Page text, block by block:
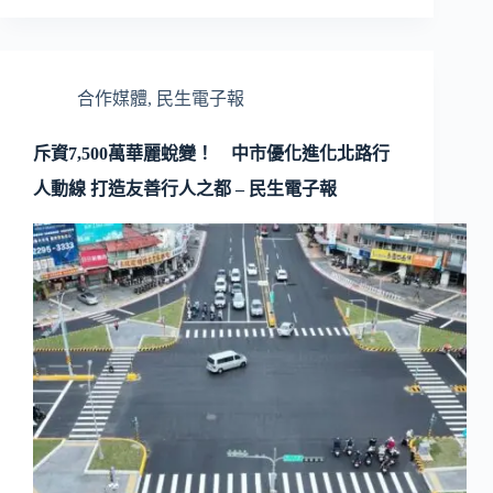
合作媒體, 民生電子報
斥資7,500萬華麗蛻變！ 中市優化進化北路行
人動線 打造友善行人之都 – 民生電子報